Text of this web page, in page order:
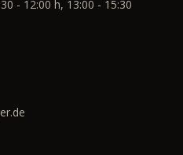
- 12:00 h, 13:00 - 15:30